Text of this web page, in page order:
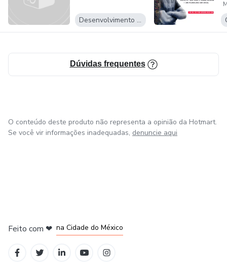
Desenvolvimento Pessoal
Dúvidas frequentes
O conteúdo deste produto não representa a opinião da Hotmart.
Se você vir informações inadequadas, denuncie aqui
Feito com ❤ na Cidade do México